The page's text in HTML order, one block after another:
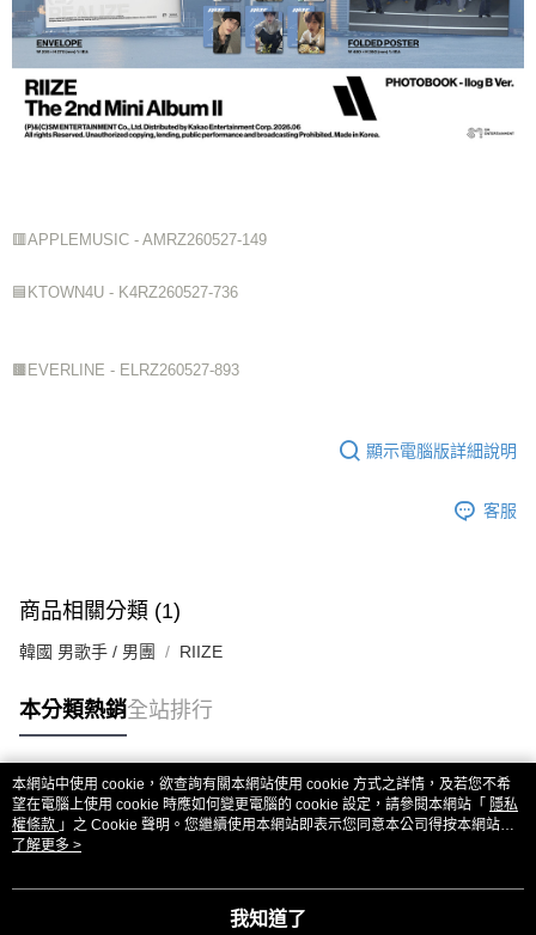
🟥APPLEMUSIC - AMRZ260527-149
🟦KTOWN4U - K4RZ260527-736
🟫EVERLINE - ELRZ260527-893
顯示電腦版詳細說明
客服
商品相關分類 (1)
韓國 男歌手 / 男團 RIIZE
本分類熱銷全站排行
熱門標籤
本網站中使用 cookie，欲查詢有關本網站使用 cookie 方式之詳情，及若您不希
望在電腦上使用 cookie 時應如何變更電腦的 cookie 設定，請參閱本網站「 隱私
權條款 」之 Cookie 聲明。您繼續使用本網站即表示您同意本公司得按本網站使
用條款之 Cookie 聲明使用 cookie。
了解更多 >
我知道了